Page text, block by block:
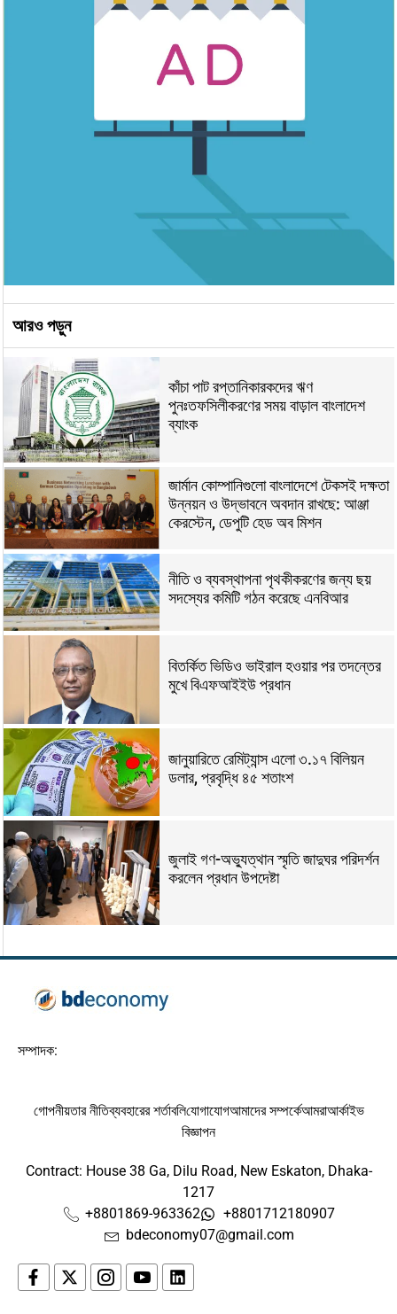
আরও পড়ুন
কাঁচা পাট রপ্তানিকারকদের ঋণ
পুনঃতফসিলীকরণের সময় বাড়াল বাংলাদেশ
ব্যাংক
জার্মান কোম্পানিগুলো বাংলাদেশে টেকসই দক্ষতা
উন্নয়ন ও উদ্ভাবনে অবদান রাখছে: আঞ্জা
কেরস্টেন, ডেপুটি হেড অব মিশন
নীতি ও ব্যবস্থাপনা পৃথকীকরণের জন্য ছয়
সদস্যের কমিটি গঠন করেছে এনবিআর
বিতর্কিত ভিডিও ভাইরাল হওয়ার পর তদন্তের
মুখে বিএফআইইউ প্রধান
জানুয়ারিতে রেমিট্যান্স এলো ৩.১৭ বিলিয়ন
ডলার, প্রবৃদ্ধি ৪৫ শতাংশ
জুলাই গণ-অভ্যুত্থান স্মৃতি জাদুঘর পরিদর্শন
করলেন প্রধান উপদেষ্টা
সম্পাদক:
গোপনীয়তার নীতিব্যবহারের শর্তাবলিযোগাযোগআমাদের সম্পর্কেআমরাআর্কাইভ
বিজ্ঞাপন
Contract: House 38 Ga, Dilu Road, New Eskaton, Dhaka-
1217
+8801869-963362
+8801712180907
bdeconomy07@gmail.com